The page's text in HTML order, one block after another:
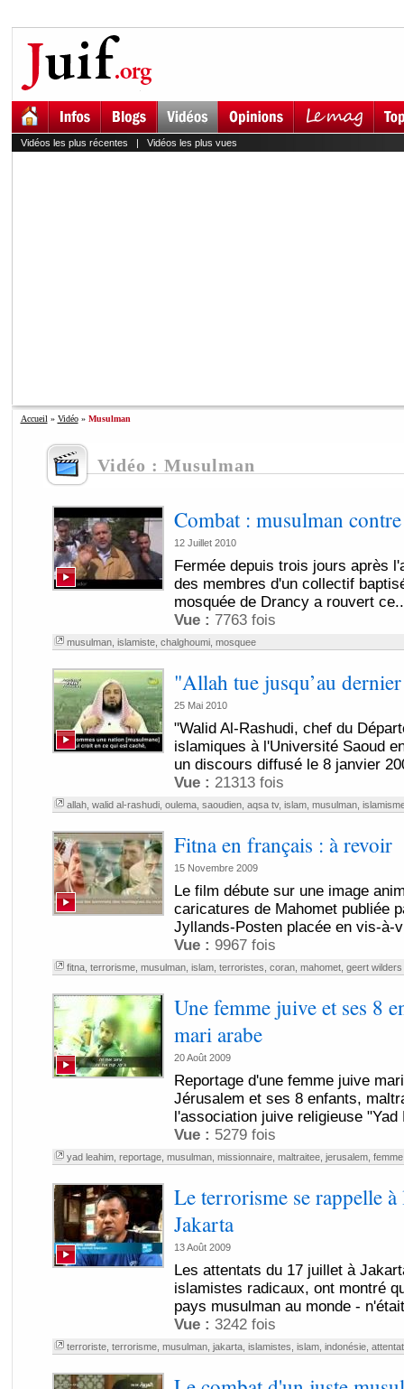
Vidéos les plus récentes | Vidéos les plus vues
Accueil » Vidéo» Musulman
Vidéo : Musulman
Combat : musulman
12 Juillet 2010
Fermée depuis trois jours après
des membres d'un collectif
mosquée de Drancy a rouvert
Vue : 7763 fois
musulman, islamiste, chalghoumi, mosquee
"Allah tue jusqu’au
25 Mai 2010
"Walid Al-Rashudi, chef du
islamiques à l'Université Saoud
un discours diffusé le 8 janvier
Vue : 21313 fois
allah, walid al-rashudi, oulema, saoudien, aqsa tv, islam, musulman,
Fitna en français : à revoir
15 Novembre 2009
Le film débute sur une image
caricatures de Mahomet publiée
Jyllands-Posten placée en vis-à-
Vue : 9967 fois
fitna, terrorisme, musulman, islam, terroristes coran, mahomet, geert wilders
Une femme juive et ses 8
mari arabe
20 Août 2009
Reportage d'une femme juive
Jérusalem et ses 8 enfants,
l'association juive religieuse "Yad
Vue : 5279 fois
yad leahim, reportage, musulman, missionnaire, maltraitee, jerusalem, femme
Le terrorisme se rappelle
Jakarta
13 Août 2009
Les attentats du 17 juillet à
islamistes radicaux, ont montré
pays musulman au monde -
Vue : 3242 fois
terroriste, terrorisme, musulman, jakarta, islamistes islam, indonésie,